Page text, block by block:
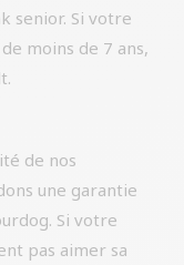
senior. Si votre
moins de 7 ans,
de nos
une garantie
Si votre
pas aimer sa